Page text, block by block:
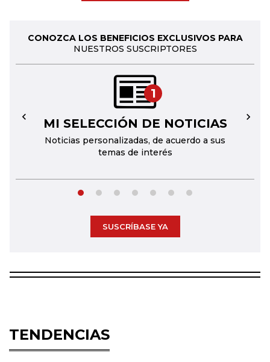
CONOZCA LOS BENEFICIOS EXCLUSIVOS PARA
NUESTROS SUSCRIPTORES
1
MI SELECCIÓN DE NOTICIAS
Noticias personalizadas, de acuerdo a sus
temas de interés
← →
SUSCRÍBASE YA
TENDENCIAS